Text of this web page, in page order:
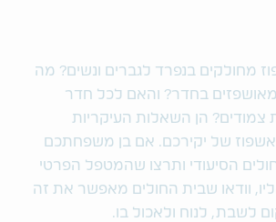
מחולקים בנפרד לגברים ונשים? מה
בחדר? והאם לכל חדר
צמודים? הן השאלות העיקריות
של יקירכם. אם בן משפחתכם
הסיעודי ותרצו שהמטפל הפרטי
וודאו שבית החולים מאפשר את זה
לשבת, לנוח ולאכול בו.